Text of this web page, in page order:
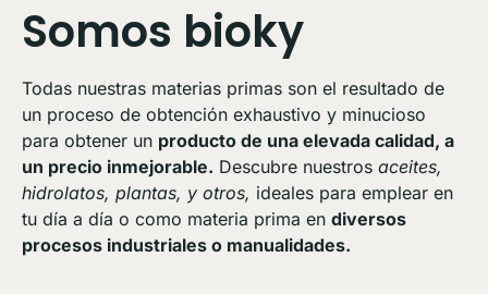
Somos bioky
Todas nuestras materias primas son el resultado de
un proceso de obtención exhaustivo y minucioso
para obtener un producto de una elevada calidad, a
un precio inmejorable. Descubre nuestros aceites,
hidrolatos, plantas, y otros, ideales para emplear en
tu día a día o como materia prima en diversos
procesos industriales o manualidades.